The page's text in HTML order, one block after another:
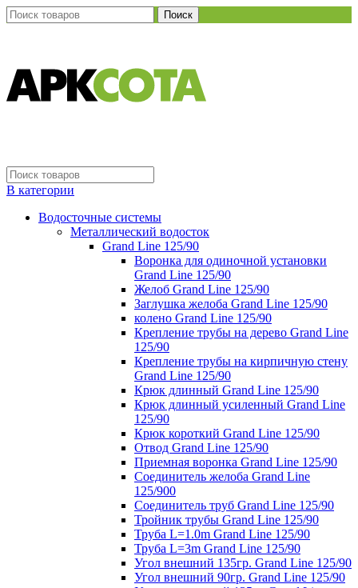
Поиск
В категории
Водосточные системы
Металлический водосток
Grand Line 125/90
Воронка для одиночной установки
Grand Line 125/90
Желоб Grand Line 125/90
Заглушка желоба Grand Line 125/90
колено Grand Line 125/90
Крепление трубы на дерево Grand Line
125/90
Крепление трубы на кирпичную стену
Grand Line 125/90
Крюк длинный Grand Line 125/90
Крюк длинный усиленный Grand Line
125/90
Крюк короткий Grand Line 125/90
Отвод Grand Line 125/90
Приемная воронка Grand Line 125/90
Соединитель желоба Grand Line
125/900
Соединитель труб Grand Line 125/90
Тройник трубы Grand Line 125/90
Труба L=1.0m Grand Line 125/90
Труба L=3m Grand Line 125/90
Угол внешний 135гр. Grand Line 125/90
Угол внешний 90гр. Grand Line 125/90